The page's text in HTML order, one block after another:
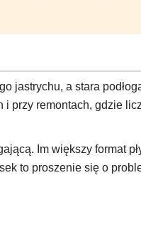
jastrychu, a stara
przy remontach, gdzie
Im większy format
to proszenie się o